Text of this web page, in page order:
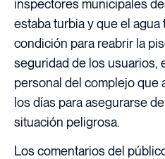
inspectores municipales
estaba turbia y que el
condición para reabrir la
seguridad de los usuarios,
personal del complejo que
los días para asegurarse
situación peligrosa.
Los comentarios del